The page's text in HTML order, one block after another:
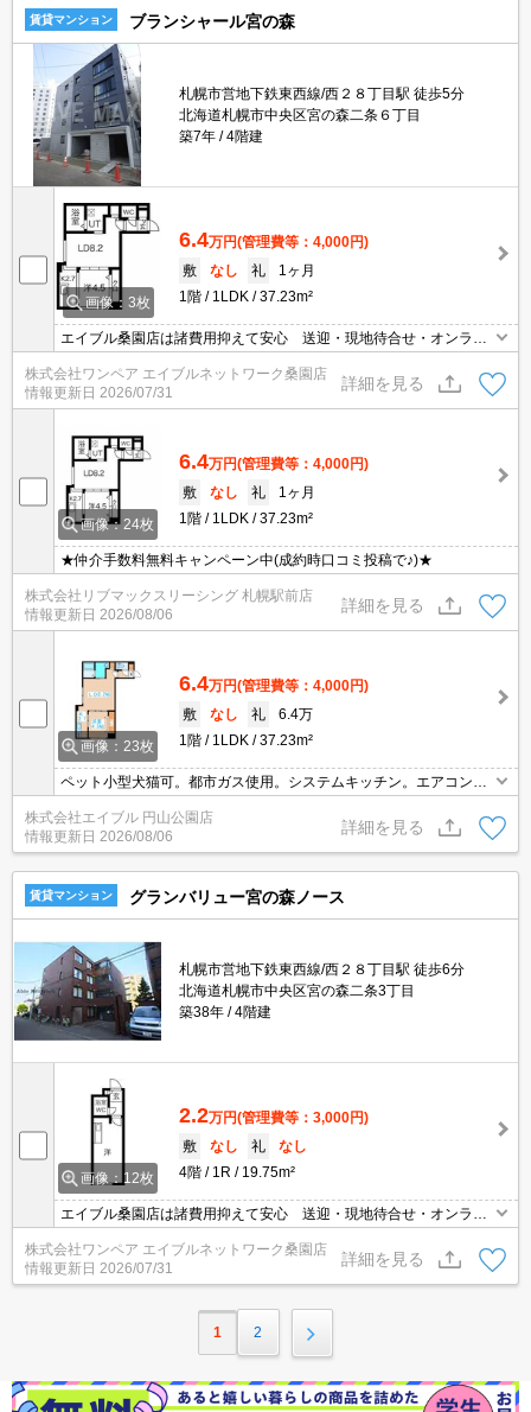
賃貸マンション ブランシャール宮の森
札幌市営地下鉄東西線/西２８丁目駅 徒歩5分
北海道札幌市中央区宮の森二条６丁目
築7年
4階建
画像：3枚
6.4万円(管理費等：4,000円)
敷
なし 礼
1ヶ月
1階
1LDK 37.23m²
エイブル桑園店は諸費用抑えて安心 送迎・現地待合せ・オンライ
株式会社ワンペア エイブルネットワーク桑園店
情報更新日 2026/07/31
詳細を見る
画像：24枚
6.4万円(管理費等：4,000円)
敷
なし 礼
1ヶ月
1階
1LDK 37.23m²
★仲介手数料無料キャンペーン中(成約時口コミ投稿で♪)★
株式会社リブマックスリーシング 札幌駅前店
情報更新日 2026/08/06
詳細を見る
画像：23枚
6.4万円(管理費等：4,000円)
敷
なし 礼
6.4万
1階
1LDK 37.23m²
ペット小型犬猫可。都市ガス使用。システムキッチン。エアコン付
カメラ。浴室乾燥機付。シャンドレ。温水洗浄便座付き。初期費用
カード払い可。
株式会社エイブル 円山公園店
情報更新日 2026/08/06
詳細を見る
賃貸マンション グランバリュー宮の森ノース
札幌市営地下鉄東西線/西２８丁目駅 徒歩6分
北海道札幌市中央区宮の森二条3丁目
築38年
4階建
画像：12枚
2.2万円(管理費等：3,000円)
敷
なし 礼
なし
4階
1R 19.75m²
エイブル桑園店は諸費用抑えて安心 送迎・現地待合せ・オンライ
株式会社ワンペア エイブルネットワーク桑園店
情報更新日 2026/07/31
詳細を見る
1 2